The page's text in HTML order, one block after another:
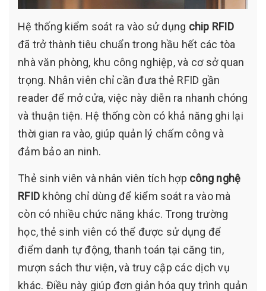
Hệ thống kiểm soát ra vào sử dụng chip RFID
đã trở thành tiêu chuẩn trong hầu hết các tòa
nhà văn phòng, khu công nghiệp, và cơ sở quan
trọng. Nhân viên chỉ cần đưa thẻ RFID gần
reader để mở cửa, việc này diễn ra nhanh chóng
và thuận tiện. Hệ thống còn có khả năng ghi lại
thời gian ra vào, giúp quản lý chấm công và
đảm bảo an ninh.
Thẻ sinh viên và nhân viên tích hợp công nghệ
RFID không chỉ dùng để kiểm soát ra vào mà
còn có nhiều chức năng khác. Trong trường
học, thẻ sinh viên có thể được sử dụng để
điểm danh tự động, thanh toán tại căng tin,
mượn sách thư viện, và truy cập các dịch vụ
khác. Điều này giúp đơn giản hóa quy trình quản